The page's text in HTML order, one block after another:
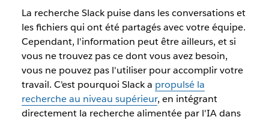
La recherche Slack puise dans les conversations et
les fichiers qui ont été partagés avec votre équipe.
Cependant, l'information peut être ailleurs, et si
vous ne trouvez pas ce dont vous avez besoin,
vous ne pouvez pas l'utiliser pour accomplir votre
travail. C'est pourquoi Slack a propulsé la
recherche au niveau supérieur, en intégrant
directement la recherche alimentée par l'IA dans